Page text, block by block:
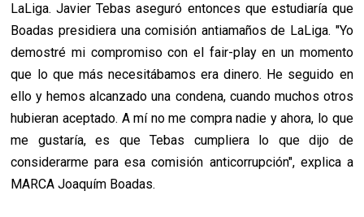
LaLiga. Javier Tebas aseguró entonces que estudiaría que
Boadas presidiera una comisión antiamaños de LaLiga. "Yo
demostré mi compromiso con el fair-play en un momento
que lo que más necesitábamos era dinero. He seguido en
ello y hemos alcanzado una condena, cuando muchos otros
hubieran aceptado. A mí no me compra nadie y ahora, lo que
me gustaría, es que Tebas cumpliera lo que dijo de
considerarme para esa comisión anticorrupción", explica a
MARCA Joaquím Boadas.